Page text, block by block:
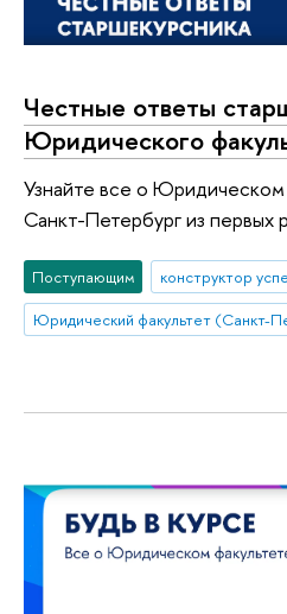
Честные ответы
Юридического
Узнайте все о
Санкт-Петербург из первых
Поступающим
конструктор